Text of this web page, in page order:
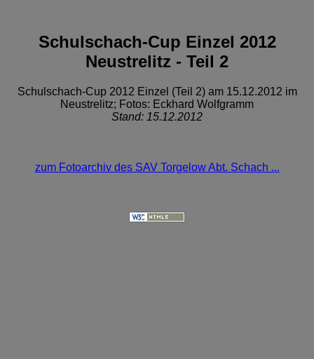
Schulschach-Cup Einzel 2012
Neustrelitz - Teil 2
Schulschach-Cup 2012 Einzel (Teil 2) am 15.12.2012 im
Neustrelitz; Fotos: Eckhard Wolfgramm
Stand: 15.12.2012
zum Fotoarchiv des SAV Torgelow Abt. Schach ...